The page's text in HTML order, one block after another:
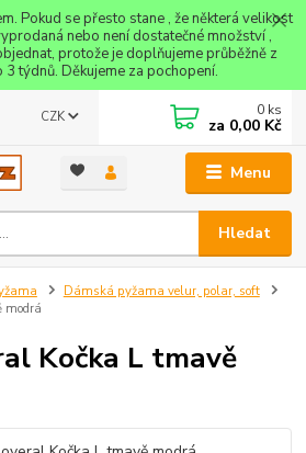
Pokud se přesto stane , že některá velikost
nebo není dostatečné množství ,
protože je doplňujeme průběžně z
týdnů. Děkujeme za pochopení.
Menu
CZK
Hledat
0 ks
za 0,00 Kč
Dámská pyžama velur, polar, soft
modrá
Kočka L tmavě